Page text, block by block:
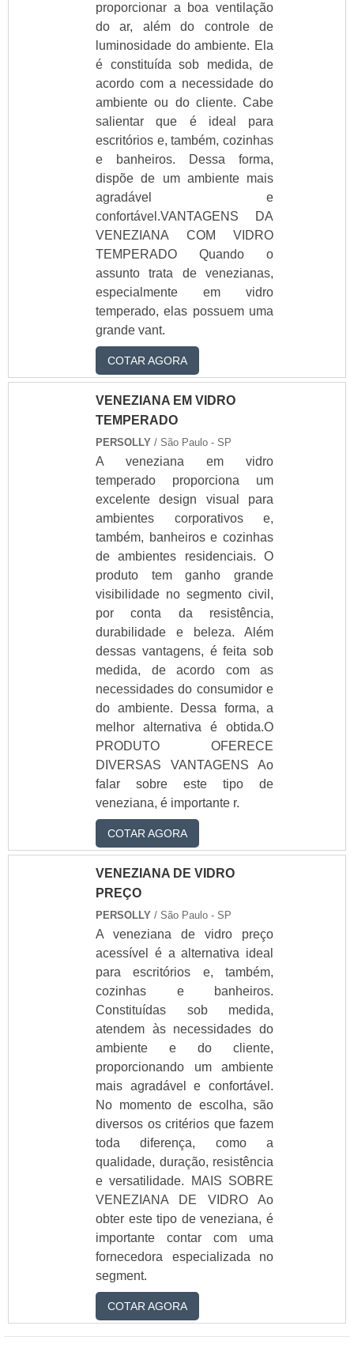
proporcionar a boa ventilação
do ar, além do controle de
luminosidade do ambiente. Ela
é constituída sob medida, de
acordo com a necessidade do
ambiente ou do cliente. Cabe
salientar que é ideal para
escritórios e, também, cozinhas
e banheiros. Dessa forma,
dispõe de um ambiente mais
agradável e
confortável.VANTAGENS DA
VENEZIANA COM VIDRO
TEMPERADO Quando o
assunto trata de venezianas,
especialmente em vidro
temperado, elas possuem uma
grande vant.
COTAR AGORA
VENEZIANA EM VIDRO
TEMPERADO
PERSOLLY / São Paulo - SP
A veneziana em vidro
temperado proporciona um
excelente design visual para
ambientes corporativos e,
também, banheiros e cozinhas
de ambientes residenciais. O
produto tem ganho grande
visibilidade no segmento civil,
por conta da resistência,
durabilidade e beleza. Além
dessas vantagens, é feita sob
medida, de acordo com as
necessidades do consumidor e
do ambiente. Dessa forma, a
melhor alternativa é obtida.O
PRODUTO OFERECE
DIVERSAS VANTAGENS Ao
falar sobre este tipo de
veneziana, é importante r.
COTAR AGORA
VENEZIANA DE VIDRO
PREÇO
PERSOLLY / São Paulo - SP
A veneziana de vidro preço
acessível é a alternativa ideal
para escritórios e, também,
cozinhas e banheiros.
Constituídas sob medida,
atendem às necessidades do
ambiente e do cliente,
proporcionando um ambiente
mais agradável e confortável.
No momento de escolha, são
diversos os critérios que fazem
toda diferença, como a
qualidade, duração, resistência
e versatilidade. MAIS SOBRE
VENEZIANA DE VIDRO Ao
obter este tipo de veneziana, é
importante contar com uma
fornecedora especializada no
segment.
COTAR AGORA